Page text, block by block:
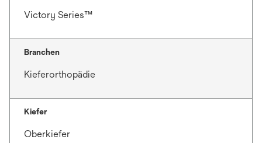
Victory Series™
Branchen
Kieferorthopädie
Kiefer
Oberkiefer